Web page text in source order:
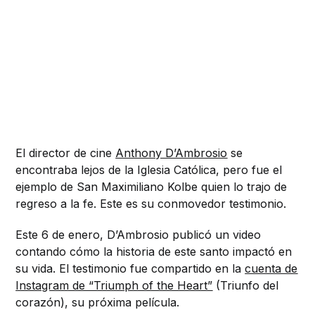
El director de cine Anthony D’Ambrosio se
encontraba lejos de la Iglesia Católica, pero fue el
ejemplo de San Maximiliano Kolbe quien lo trajo de
regreso a la fe. Este es su conmovedor testimonio.
Este 6 de enero, D’Ambrosio publicó un video
contando cómo la historia de este santo impactó en
su vida. El testimonio fue compartido en lacuenta de
Instagram de “Triumph of the Heart” (Triunfo del
corazón), su próxima película.